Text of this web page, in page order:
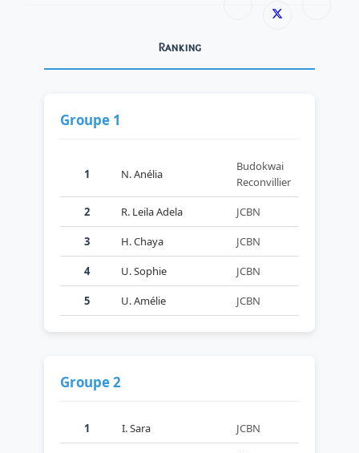
Ranking
Groupe 1
1 N. Anélia
Budokwai
Reconvillier
2 R. Leila Adela JCBN
3 H. Chaya JCBN
4 U. Sophie JCBN
5 U. Amélie JCBN
Groupe 2
1 I. Sara JCBN